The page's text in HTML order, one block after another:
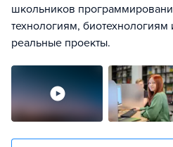
школьников
технологиям, биотехнологиям
реальные проекты.